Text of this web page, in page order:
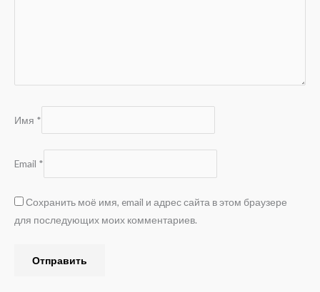
Имя *
Email *
Сохранить моё имя, email и адрес сайта в этом браузере
для последующих моих комментариев.